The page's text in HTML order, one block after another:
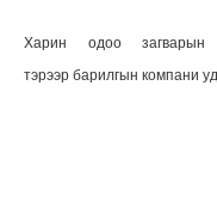
Харин одоо загварын
тэрээр барилгын компани